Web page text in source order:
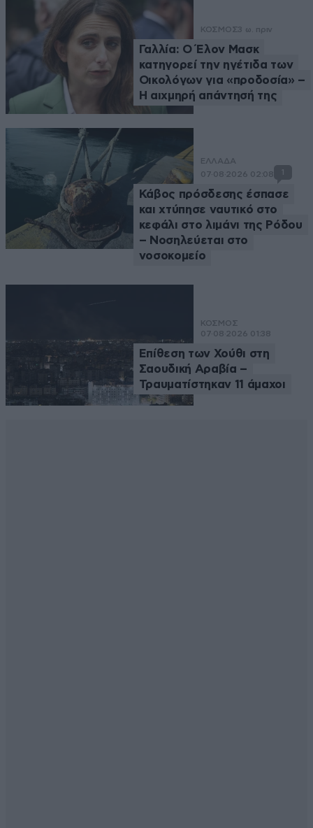
ΚΟΣΜΟΣ3 ω. πριν
Γαλλία: Ο Έλον Μασκ
κατηγορεί την ηγέτιδα των
Οικολόγων για «προδοσία» –
Η αιχμηρή απάντησή της
ΕΛΛΑΔΑ
07·08·2026 02:08
1
Κάβος πρόσδεσης έσπασε
και χτύπησε ναυτικό στο
κεφάλι στο λιμάνι της Ρόδου
– Νοσηλεύεται στο
νοσοκομείο
ΚΟΣΜΟΣ
07·08·2026 01:38
Επίθεση των Χούθι στη
Σαουδική Αραβία –
Τραυματίστηκαν 11 άμαχοι